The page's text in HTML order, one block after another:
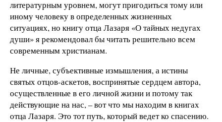
литературным уровнем, могут пригодиться тому или
иному человеку в определенных жизненных
ситуациях, но книгу отца Лазаря «О тайных недугах
души» я рекомендовал бы читать решительно всем
современным христианам.
Не личные, субъективные измышления, а истины
святых отцов-аскетов, воспринятые сердцем автора,
осуществленные в его личной жизни и потому так
действующие на нас, – вот что мы находим в книгах
отца Лазаря. Это тот путь, который ведет ко спасению.